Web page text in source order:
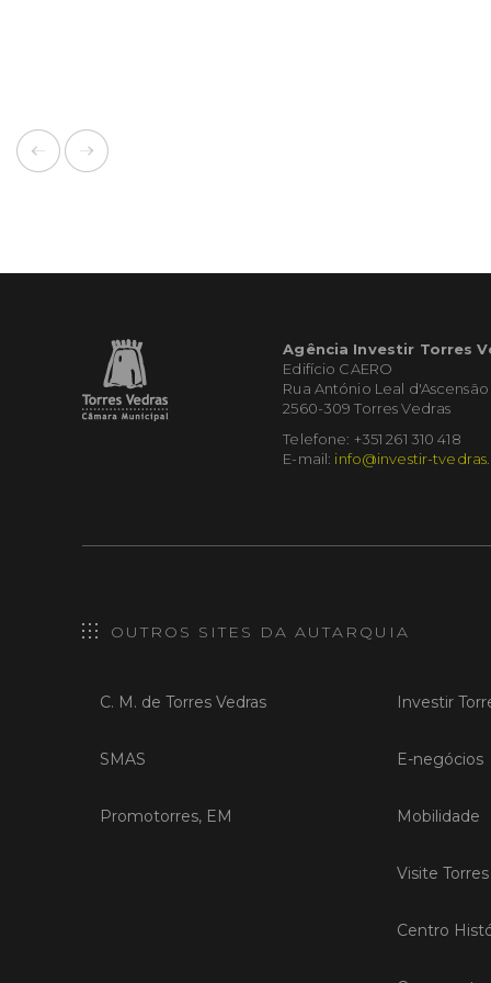
Agência Investir Torres
Edifício CAERO
Rua António Leal d'Ascensão
2560-309 Torres Vedras
Telefone: +351 261 310 418
E-mail: info@investir-
OUTROS SITES DA AUTARQUIA
C. M. de Torres Vedras
SMAS
Promotorres, EM
Investir
E-negócios
Mobilidade
Visite
Centro